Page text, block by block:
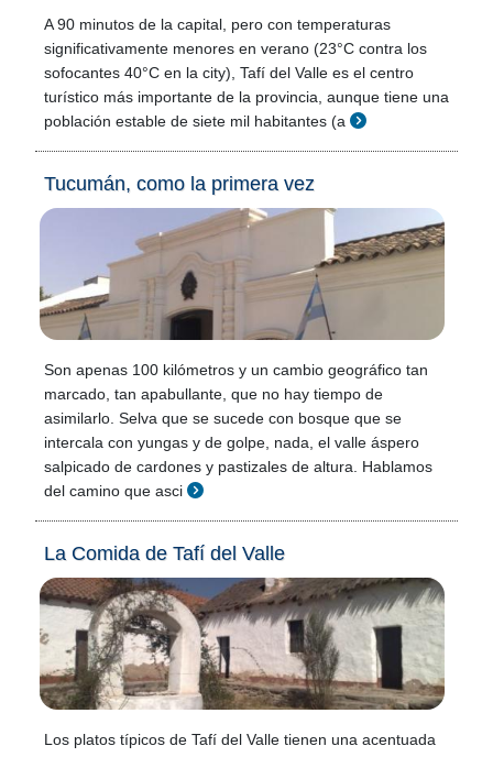
A 90 minutos de la capital, pero con temperaturas
significativamente menores en verano (23°C contra los
sofocantes 40°C en la city), Tafí del Valle es el centro
turístico más importante de la provincia, aunque tiene una
población estable de siete mil habitantes (a
Tucumán, como la primera vez
Son apenas 100 kilómetros y un cambio geográfico tan
marcado, tan apabullante, que no hay tiempo de
asimilarlo. Selva que se sucede con bosque que se
intercala con yungas y de golpe, nada, el valle áspero
salpicado de cardones y pastizales de altura. Hablamos
del camino que asci
La Comida de Tafí del Valle
Los platos típicos de Tafí del Valle tienen una acentuada